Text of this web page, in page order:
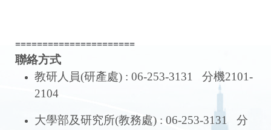
======================
聯絡方式
教研人員(研產處) : 06-253-3131 分機2101-
2104
大學部及研究所(教務處) : 06-253-3131 分